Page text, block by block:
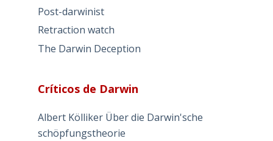
Post-darwinist
Retraction watch
The Darwin Deception
Críticos de Darwin
Albert Kölliker Über die Darwin'sche
schöpfungstheorie